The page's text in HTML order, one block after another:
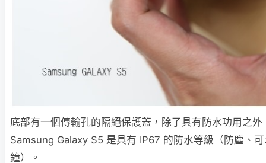
底部有一個傳輸孔的隔絕保護蓋，除了具有防水功用之
Samsung Galaxy S5 是具有 IP67 的防水等級（防塵、
鐘）。